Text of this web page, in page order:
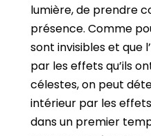
lumière, de prendre
présence. Comme
sont invisibles et que
par les effets qu’ils
célestes, on peut
intérieur par les effets
dans un premier